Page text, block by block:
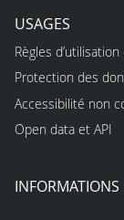
USAGES
Règles
Protection des
Accessibilité non
Open data et API
INFORMATIONS